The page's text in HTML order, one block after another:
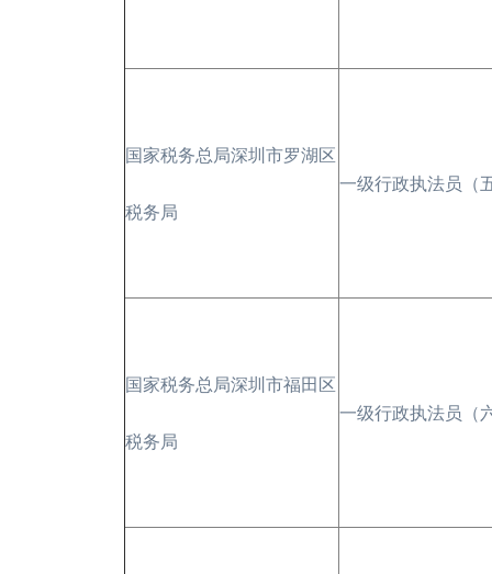
国家税务总局深圳市罗湖区
税务局
一级行政执法员（
国家税务总局深圳市福田区
税务局
一级行政执法员（